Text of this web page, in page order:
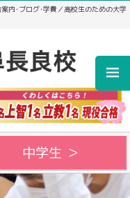
内･ブログ･学費／高校生のための大学
中学生 ＞